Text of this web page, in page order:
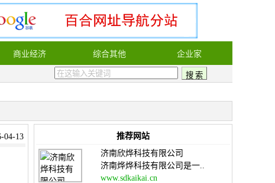
商业经济 综合其他 企业家
04-13
推荐网站
济南欣烨科技有限公司
济南烨烨科技有限公司是一..
www.sdkaikai.cn